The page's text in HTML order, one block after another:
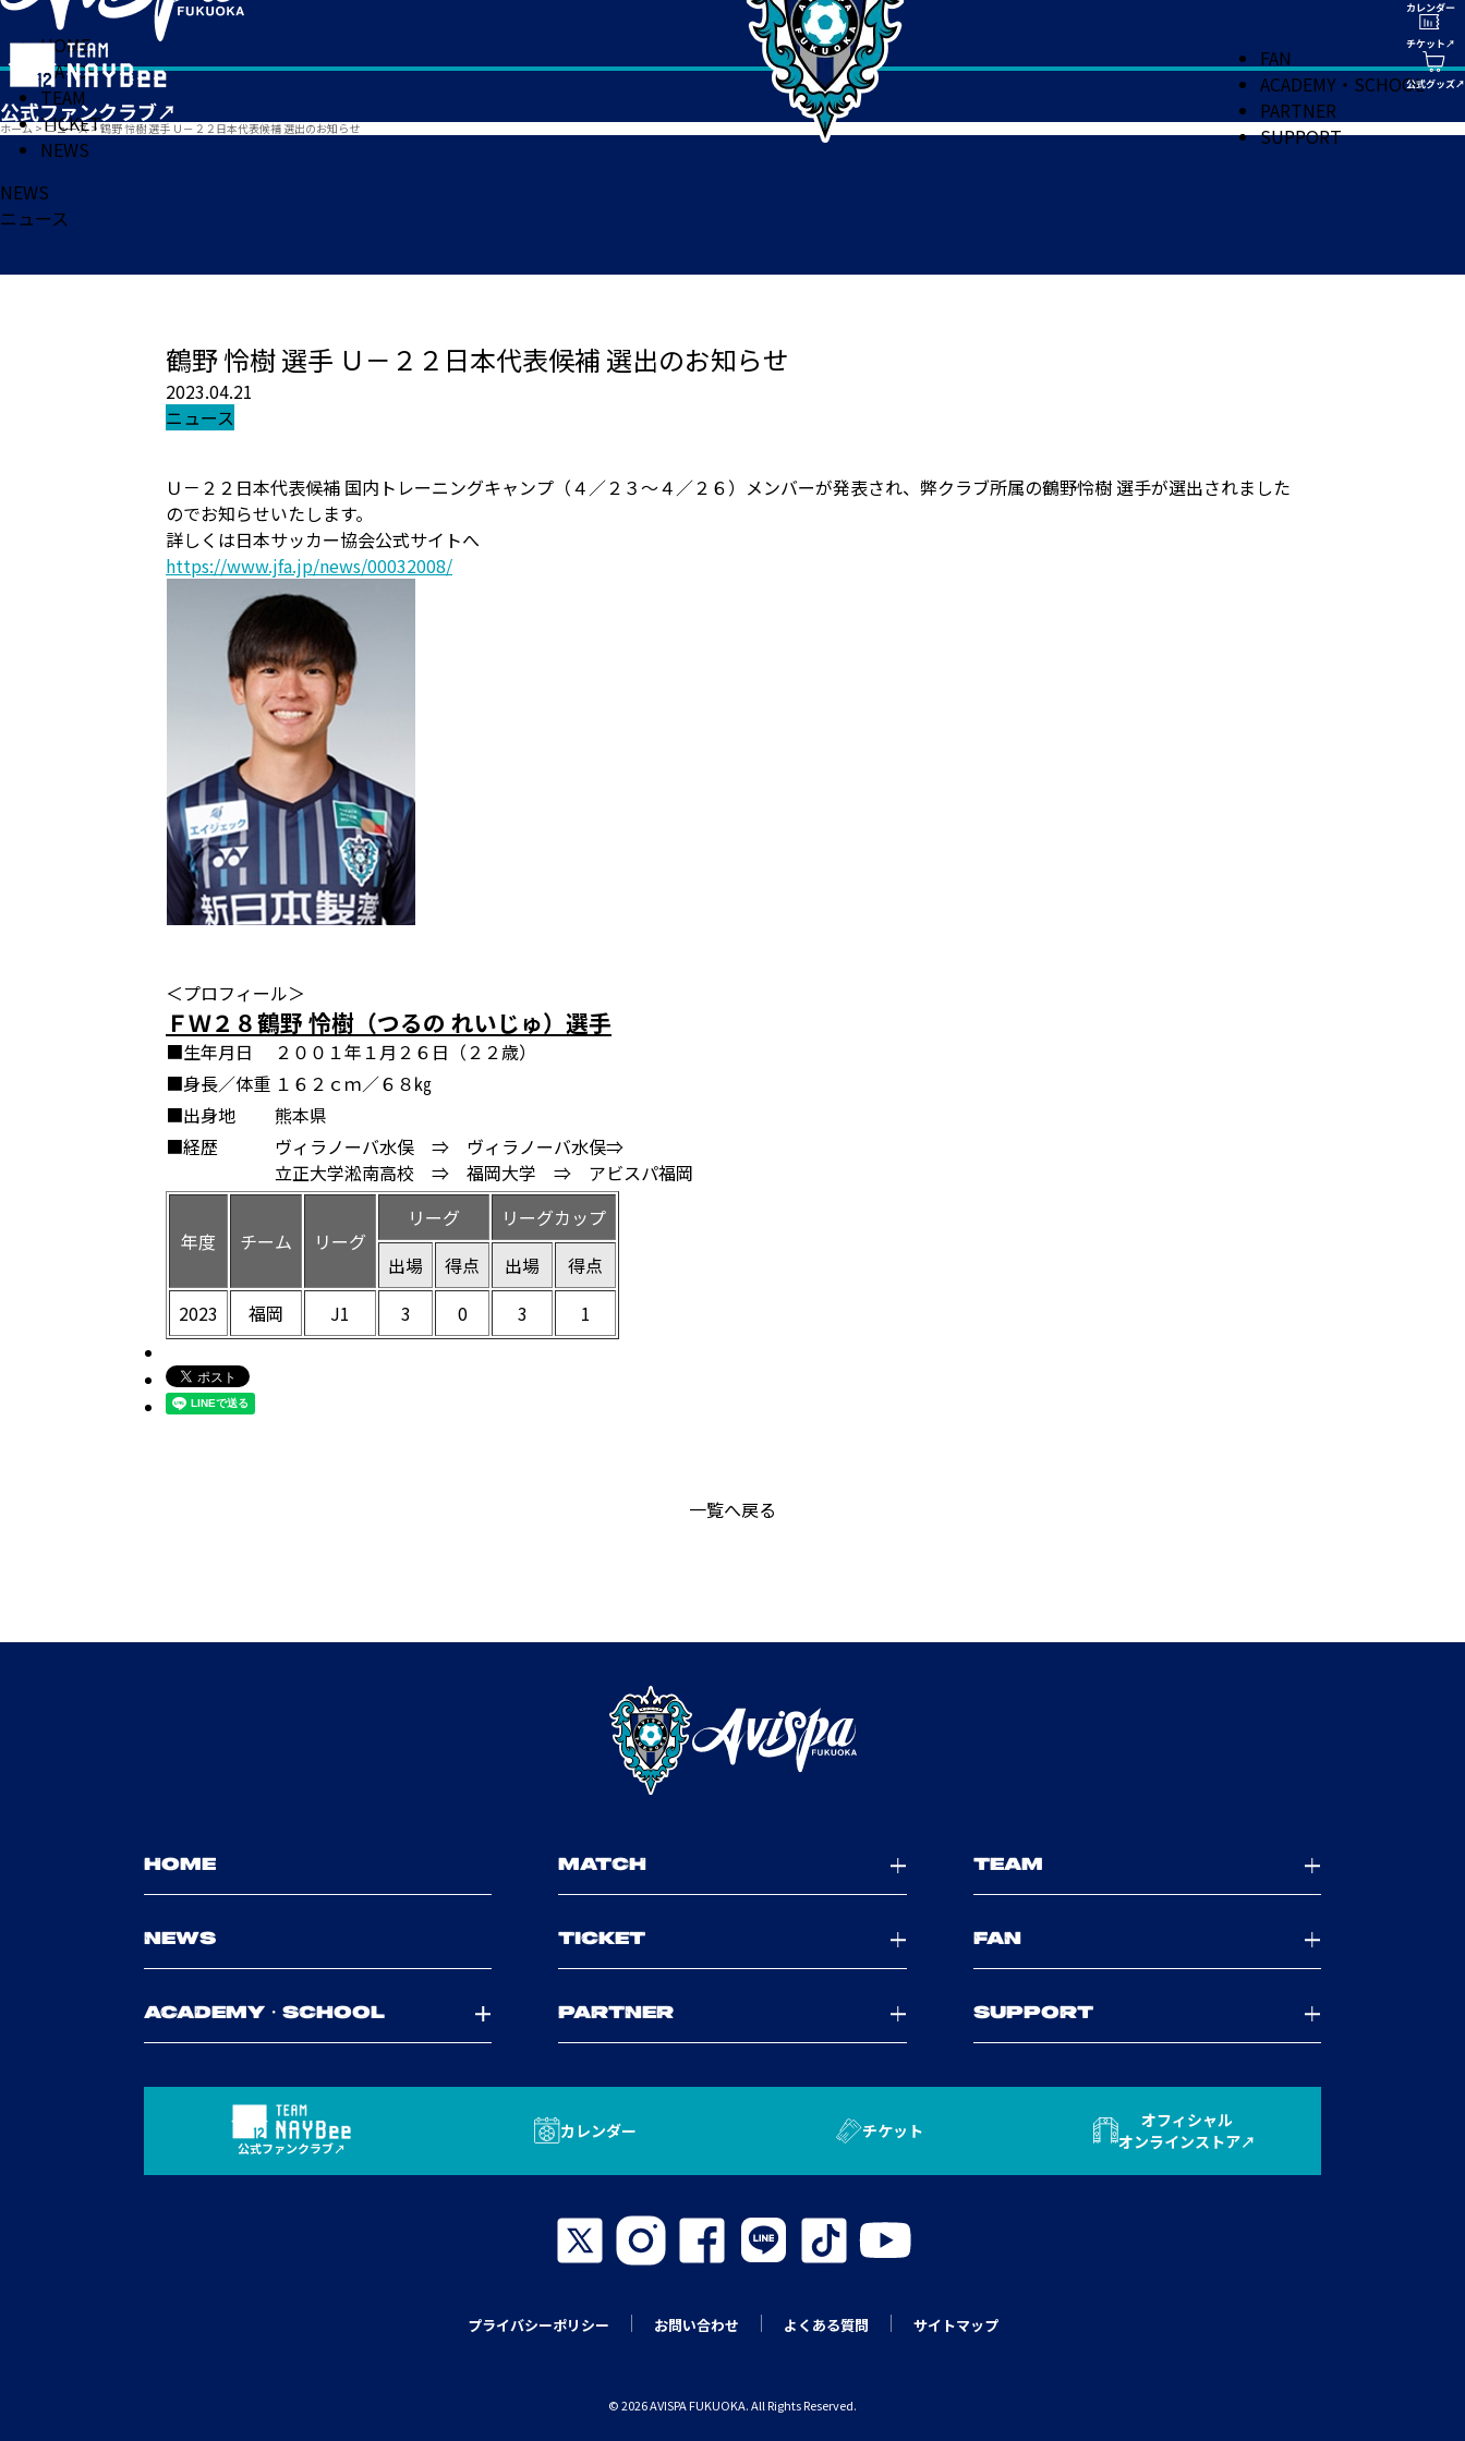
HOME
MATCH
TEAM
TICKET
NEWS
FAN
ACADEMY・SCHOOL
PARTNER
SUPPORT
ホーム > ニュース> 鶴野 怜樹 選手 Ｕ－２２日本代表候補 選出のお知らせ
NEWS
ニュース
鶴野 怜樹 選手 Ｕ－２２日本代表候補 選出のお知らせ
2023.04.21
ニュース
Ｕ－２２日本代表候補 国内トレーニングキャンプ（４／２３～４／２６）メンバーが発表され、弊クラブ所属の鶴野怜樹 選手が選出されました
のでお知らせいたします。
詳しくは日本サッカー協会公式サイトへ
https://www.jfa.jp/news/00032008/
＜プロフィール＞
ＦＷ２８鶴野 怜樹（つるの れいじゅ）選手
■生年月日
２００１年１月２６日（２２歳）
■身長／体重 １６２ｃｍ／６８㎏
■出身地
熊本県
■経歴
ヴィラノーバ水俣 ⇒ ヴィラノーバ水俣⇒
立正大学淞南高校 ⇒ 福岡大学 ⇒ アビスパ福岡
年度 チーム リーグ
リーグ
リーグカップ
出場
得点 出場
得点
2023
福岡 J1 3 0 3 1
一覧へ戻る
HOME MATCH TEAM
NEWS TICKET FAN
ACADEMY・SCHOOL PARTNER SUPPORT
公式ファンクラブ
カレンダー チケット
オフィシャル
オンラインストア
プライバシーポリシー お問い合わせ よくある質問 サイトマップ
© 2026 AVISPA FUKUOKA. All Rights Reserved.